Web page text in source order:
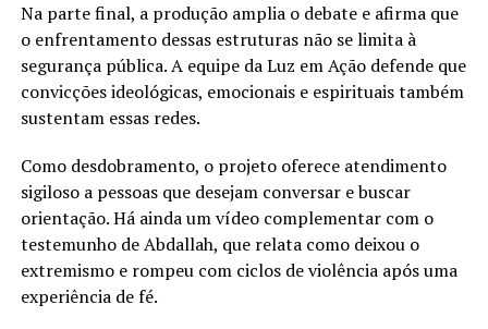
Na parte final, a produção amplia o debate e afirma que
o enfrentamento dessas estruturas não se limita à
segurança pública. A equipe da Luz em Ação defende que
convicções ideológicas, emocionais e espirituais também
sustentam essas redes.
Como desdobramento, o projeto oferece atendimento
sigiloso a pessoas que desejam conversar e buscar
orientação. Há ainda um vídeo complementar com o
testemunho de Abdallah, que relata como deixou o
extremismo e rompeu com ciclos de violência após uma
experiência de fé.